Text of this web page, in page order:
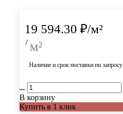
19 594.30 ₽/м²
/ м²
Наличие и срок поставки по запросу
В корзину
Купить в 1 клик